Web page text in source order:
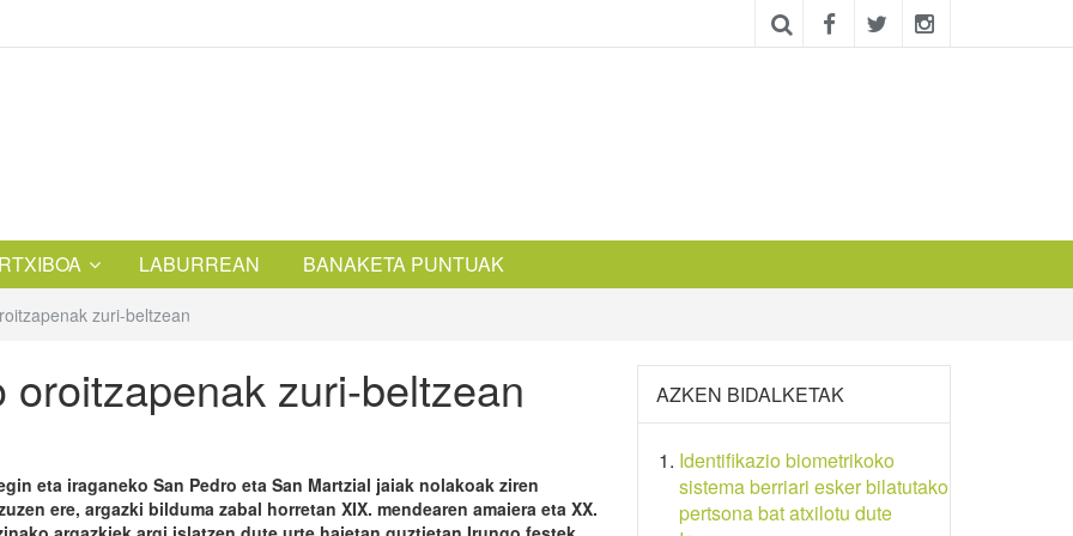
LABURREAN BANAKETA PUNTUAK
zuri-beltzean
zuri-beltzean
eta iraganeko San Pedro eta San Martzial jaiak nolakoak ziren
ere, argazki bilduma zabal horretan XIX. mendearen amaiera eta XX.
AZKEN BIDALKETAK
Identifikazio biometrikoko
sistema berriari esker bilatutako
pertsona bat atxilotu dute